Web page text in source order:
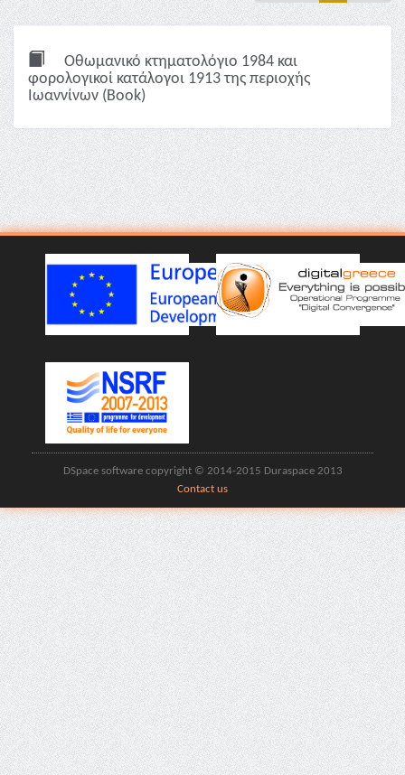
Οθωμανικό κτηματολόγιο 1984 και
φορολογικοί κατάλογοι 1913 της περιοχής
Ιωαννίνων (Book)
DSpace software copyright © 2014-2015 Duraspace 2013
Contact us